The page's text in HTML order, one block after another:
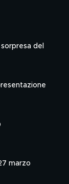
del
marzo